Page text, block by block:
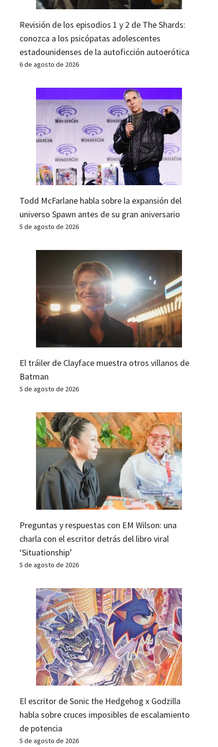
Revisión de los episodios 1 y 2 de The Shards:
conozca a los psicópatas adolescentes
estadounidenses de la autoficción autoerótica
6 de agosto de 2026
Todd McFarlane habla sobre la expansión del
universo Spawn antes de su gran aniversario
5 de agosto de 2026
El tráiler de Clayface muestra otros villanos de
Batman
5 de agosto de 2026
Preguntas y respuestas con EM Wilson: una
charla con el escritor detrás del libro viral
‘Situationship’
5 de agosto de 2026
El escritor de Sonic the Hedgehog x Godzilla
habla sobre cruces imposibles de escalamiento
de potencia
5 de agosto de 2026